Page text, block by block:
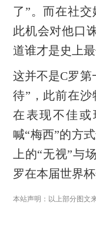
了”。而在社
此机会对他口
道谁才是史上最
这并不是C罗第
待”，此前在
在表现不佳
喊“梅西”的方
上的“无视”与
罗在本届世界
本站声明：以上部分图文